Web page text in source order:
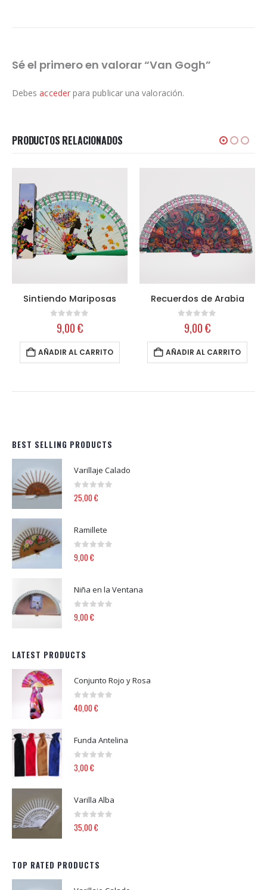
Sé el primero en valorar “Van Gogh”
Debesaccederpara publicar una valoración.
PRODUCTOS RELACIONADOS
Sintiendo Mariposas
out of 5
9,00€
AÑADIR AL CARRITO
Recuerdos de Arabia
out of 5
9,00€
AÑADIR AL CARRITO
BEST SELLING PRODUCTS
Varillaje Calado
0out of 5
25,00€
Ramillete
0 out of 5
9,00€
Niña en la Ventana
0 out of 5
9,00€
LATEST PRODUCTS
Conjunto Rojo y Rosa
0out of 5
40,00€
Funda Antelina
0 out of 5
3,00€
Varilla Alba
0out of 5
35,00€
TOP RATED PRODUCTS